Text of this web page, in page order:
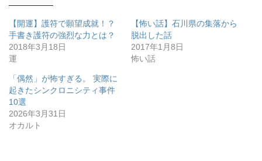
【開運】護符で願望成就！？
手書き護符の強烈な力とは？
2018年3月18日
運
【怖い話】石川県の集落から
脱出した話
2017年1月8日
怖い話
「偶然」が怖すぎる。 実際に
起きたシンクロニシティ事件
10選
2026年3月31日
オカルト